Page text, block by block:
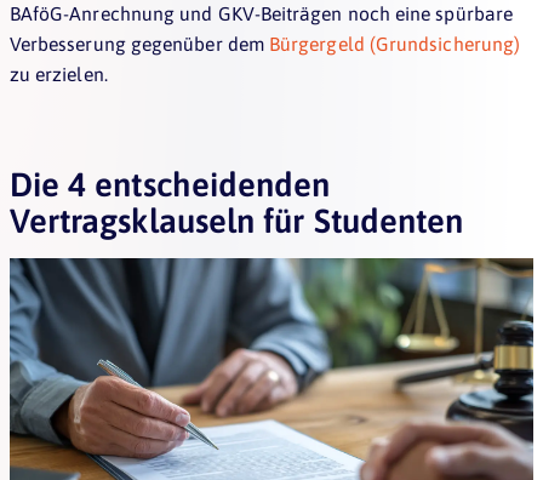
BAföG-Anrechnung und GKV-Beiträgen noch eine spürbare
Verbesserung gegenüber dem Bürgergeld (Grundsicherung)
zu erzielen.
Die 4 entscheidenden
Vertragsklauseln für Studenten